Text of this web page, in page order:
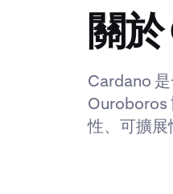
關
Cardano
Ouroboros
性、可擴展